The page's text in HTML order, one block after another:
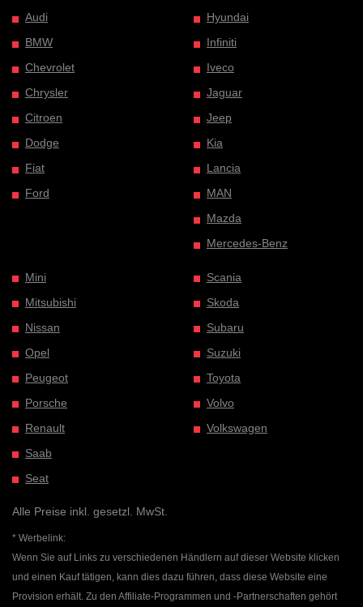
Audi
BMW
Chevrolet
Chrysler
Citroen
Dodge
Fiat
Ford
Hyundai
Infiniti
Iveco
Jaguar
Jeep
Kia
Lancia
MAN
Mazda
Mercedes-Benz
Mini
Mitsubishi
Nissan
Opel
Peugeot
Porsche
Renault
Saab
Seat
Scania
Skoda
Subaru
Suzuki
Toyota
Volvo
Volkswagen
Alle Preise inkl. gesetzl. MwSt.
* Werbelink:
Wenn Sie auf Links zu verschiedenen Händlern auf dieser Website klicken
und einen Kauf tätigen, kann dies dazu führen, dass diese Website eine
Provision erhält. Zu den Affiliate-Programmen und -Partnerschaften gehört